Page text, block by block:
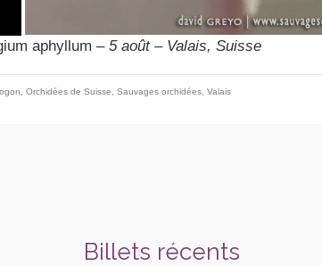
aphyllum – 5 août – Valais, Suisse
,Orchidées de Suisse ,Sauvages orchidées ,Valais
Billets récents